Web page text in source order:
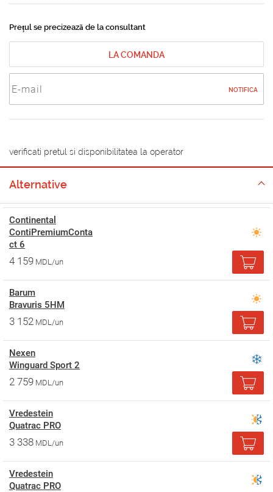
Prețul se precizează de la consultant
LA COMANDA
NOTIFICA
verificati pretul si disponibilitatea la operator
Alternative
Continental
ContiPremiumConta
ct 6
4 159 MDL/un
Barum
Bravuris 5HM
3 152 MDL/un
Nexen
Winguard Sport 2
2 759 MDL/un
Vredestein
Quatrac PRO
3 338 MDL/un
Vredestein
Quatrac PRO